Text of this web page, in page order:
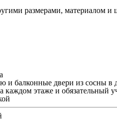
размерами, материалом и
и балконные двери из сосны
этаже и обязательный